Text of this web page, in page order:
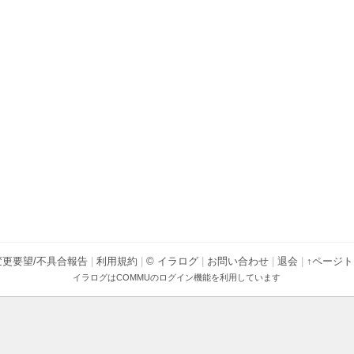
要望/不具合報告 利用規約 © イラログ お問い合わせ 退会 ↑ページ
イラログはCOMMUのログイン機能を利用しています